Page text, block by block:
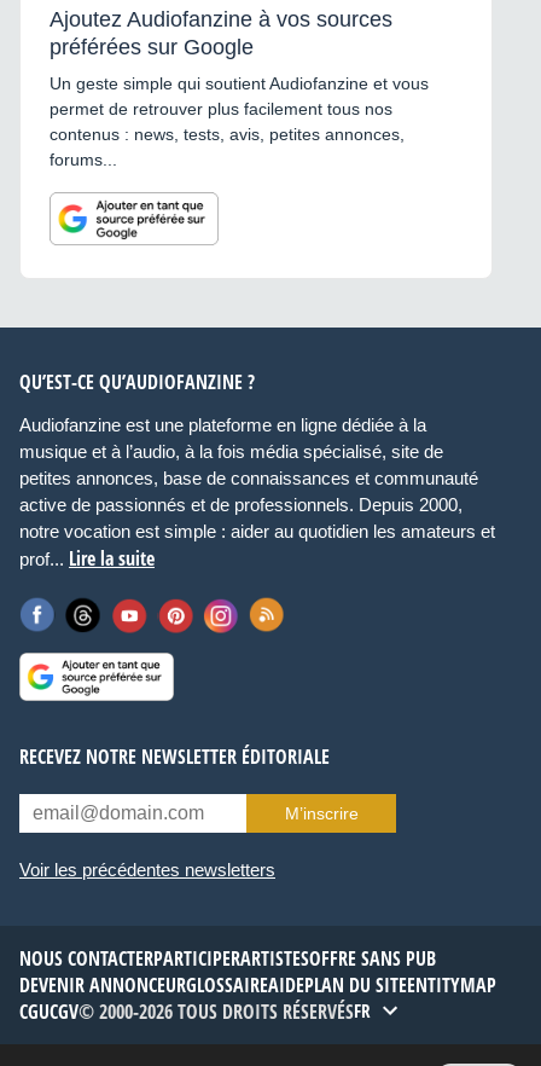
Ajoutez Audiofanzine à vos sources
préférées sur Google
Un geste simple qui soutient Audiofanzine et vous
permet de retrouver plus facilement tous nos
contenus : news, tests, avis, petites annonces,
forums...
QU’EST-CE QU’AUDIOFANZINE ?
Audiofanzine est une plateforme en ligne dédiée à la
musique et à l’audio, à la fois média spécialisé, site de
petites annonces, base de connaissances et communauté
active de passionnés et de professionnels. Depuis 2000,
notre vocation est simple : aider au quotidien les amateurs et
prof... Lire la suite
RECEVEZ NOTRE NEWSLETTER ÉDITORIALE
M’inscrire
Voir les précédentes newsletters
NOUS CONTACTERPARTICIPERARTISTESOFFRE SANS PUB
DEVENIR ANNONCEURGLOSSAIREAIDEPLAN DU SITEENTITYMAP
CGUCGV© 2000-2026 TOUS DROITS RÉSERVÉSFR